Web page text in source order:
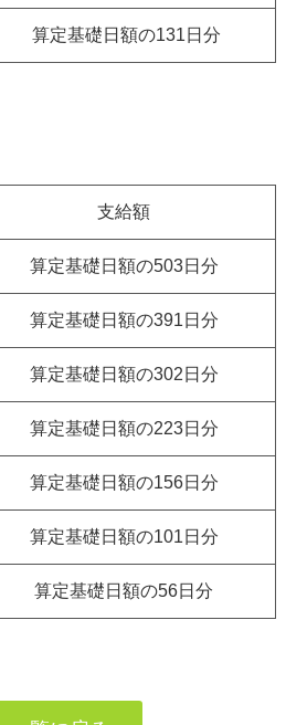
算定基礎日額の131日分
支給額
算定基礎日額の503日分
算定基礎日額の391日分
算定基礎日額の302日分
算定基礎日額の223日分
算定基礎日額の156日分
算定基礎日額の101日分
算定基礎日額の56日分